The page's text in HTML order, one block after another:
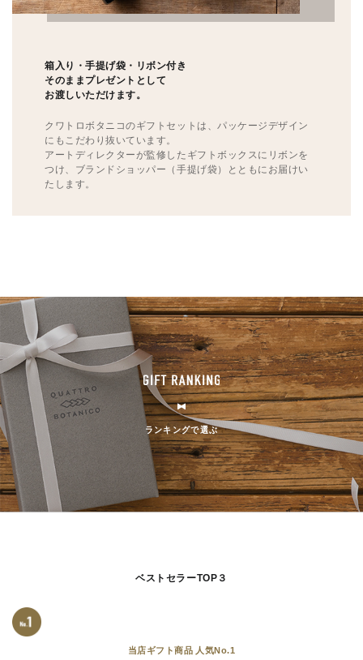
箱入り・手提げ袋・リボン付き
そのままプレゼントとして
お渡しいただけます。
クワトロボタニコのギフトセットは、パッケージデザイン
にもこだわり抜いています。
アートディレクターが監修したギフトボックスにリボンを
つけ、ブランドショッパー（手提げ袋）とともにお届けい
たします。
ランキングで選ぶ
ベストセラーTOP３
当店ギフト商品 人気No.1